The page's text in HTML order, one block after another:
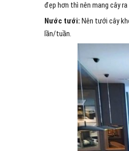
đẹp hơn thì nên mang cây
Nước tưới: Nên tưới cây
lần/tuần.